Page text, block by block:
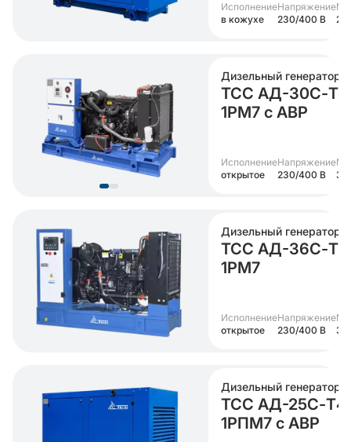
Исполнение
в кожухе
Напряжение
230/400 В
20
Дизельный генератор
ТСС АД-30С-
1РМ7 с АВР
Исполнение
открытое
Напряжение
230/400 В
30
Дизельный генератор
ТСС АД-36С-
1РМ7
Исполнение
открытое
Напряжение
230/400 В
36
Дизельный генератор
ТСС АД-25С-
1РПМ7 с АВР